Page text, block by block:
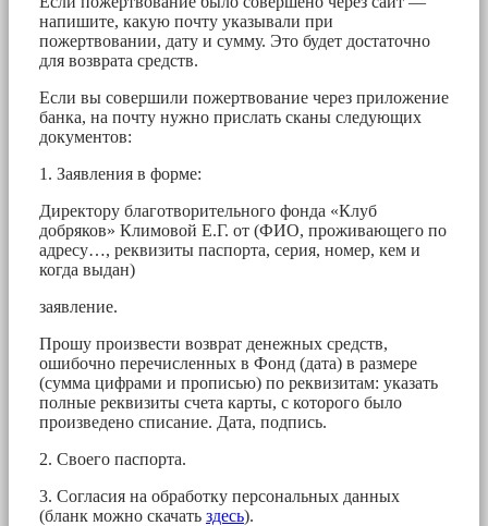
напишите, какую почту указывали при
пожертвовании, дату и сумму. Это будет достаточно
для возврата средств.
Если вы совершили пожертвование через приложение
банка, на почту нужно прислать сканы следующих
документов:
1. Заявления в форме:
Директору благотворительного фонда «Клуб
добряков» Климовой Е.Г. от (ФИО, проживающего по
адресу…, реквизиты паспорта, серия, номер, кем и
когда выдан)
заявление.
Прошу произвести возврат денежных средств,
ошибочно перечисленных в Фонд (дата) в размере
(сумма цифрами и прописью) по реквизитам: указать
полные реквизиты счета карты, с которого было
произведено списание. Дата, подпись.
2. Своего паспорта.
3. Согласия на обработку персональных данных
(бланк можно скачать здесь).